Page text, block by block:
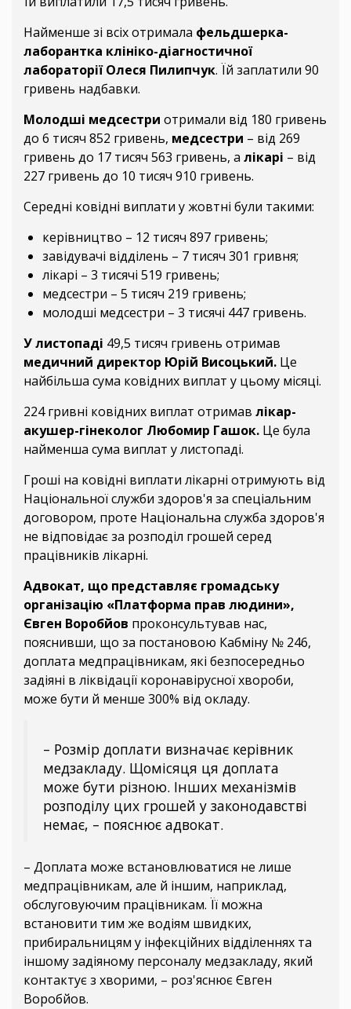
Найменше зі всіх отримала фельдшерка-
лаборантка клініко-діагностичної
лабораторії Олеся Пилипчук. Їй заплатили 90
гривень надбавки.
Молодші медсестри отримали від 180 гривень
до 6 тисяч 852 гривень, медсестри – від 269
гривень до 17 тисяч 563 гривень, а лікарі – від
227 гривень до 10 тисяч 910 гривень.
Середні ковідні виплати у жовтні були такими:
керівництво – 12 тисяч 897 гривень;
завідувачі відділень – 7 тисяч 301 гривня;
лікарі – 3 тисячі 519 гривень;
медсестри – 5 тисяч 219 гривень;
молодші медсестри – 3 тисячі 447 гривень.
У листопаді 49,5 тисяч гривень отримав
медичний директор Юрій Висоцький. Це
найбільша сума ковідних виплат у цьому місяці.
224 гривні ковідних виплат отримав лікар-
акушер-гінеколог Любомир Гашок. Це була
найменша сума виплат у листопаді.
Гроші на ковідні виплати лікарні отримують від
Національної служби здоров'я за спеціальним
договором, проте Національна служба здоров'я
не відповідає за розподіл грошей серед
працівників лікарні.
Адвокат, що представляє громадську
організацію «Платформа прав людини»,
Євген Воробйов проконсультував нас,
пояснивши, що за постановою Кабміну № 246,
доплата медпрацівникам, які безпосередньо
задіяні в ліквідації коронавірусної хвороби,
може бути й менше 300% від окладу.
– Розмір доплати визначає керівник
медзакладу. Щомісяця ця доплата
може бути різною. Інших механізмів
розподілу цих грошей у законодавстві
немає, – пояснює адвокат.
– Доплата може встановлюватися не лише
медпрацівникам, але й іншим, наприклад,
обслуговуючим працівникам. Її можна
встановити тим же водіям швидких,
прибиральницям у інфекційних відділеннях та
іншому задіяному персоналу медзакладу, який
контактує з хворими, – роз'яснює Євген
Воробйов.